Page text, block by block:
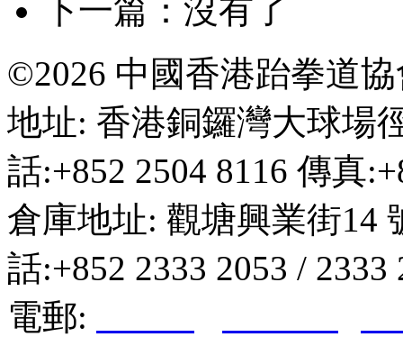
下一篇：沒有了
©2026 中國香港跆拳道
地址: 香港銅鑼灣大球場
話:+852 2504 8116 傳真
倉庫地址: 觀塘興業街14
話:+852 2333 2053 /
電郵: